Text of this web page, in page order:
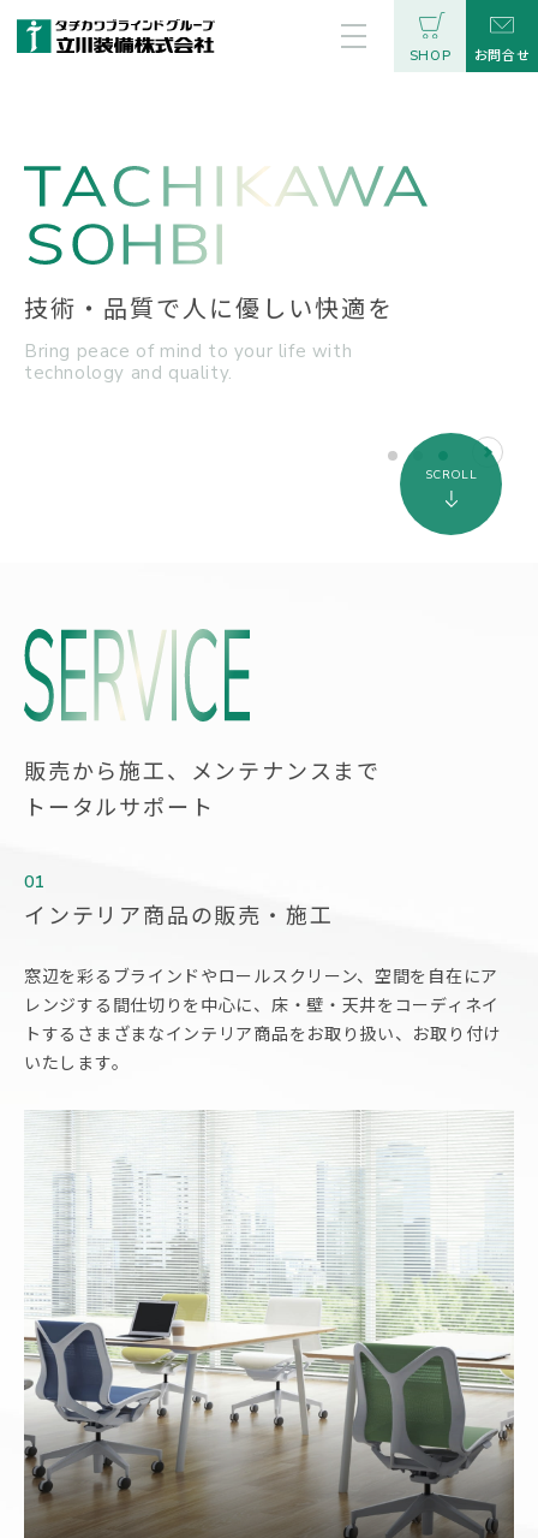
SHOP お問合せ
技術・品質で人に優しい快適を
Bring peace of mind to your life with
technology and quality.
SCROLL
販売から施工、メンテナンスまで
トータルサポート
01
インテリア商品の販売・施工
窓辺を彩るブラインドやロールスクリーン、空間を自在にア
レンジする間仕切りを中心に、床・壁・ 天井をコーディネイ
トするさまざまなインテリア商品をお取り扱い、お取り付け
いたします。